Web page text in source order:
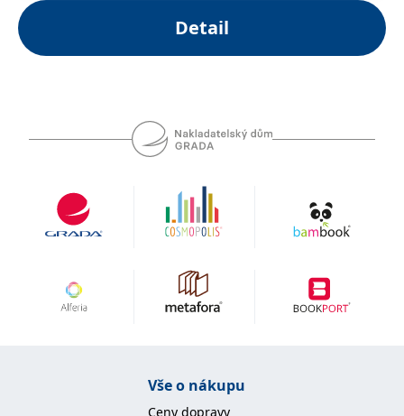
Detail
Vše o nákupu
Ceny dopravy